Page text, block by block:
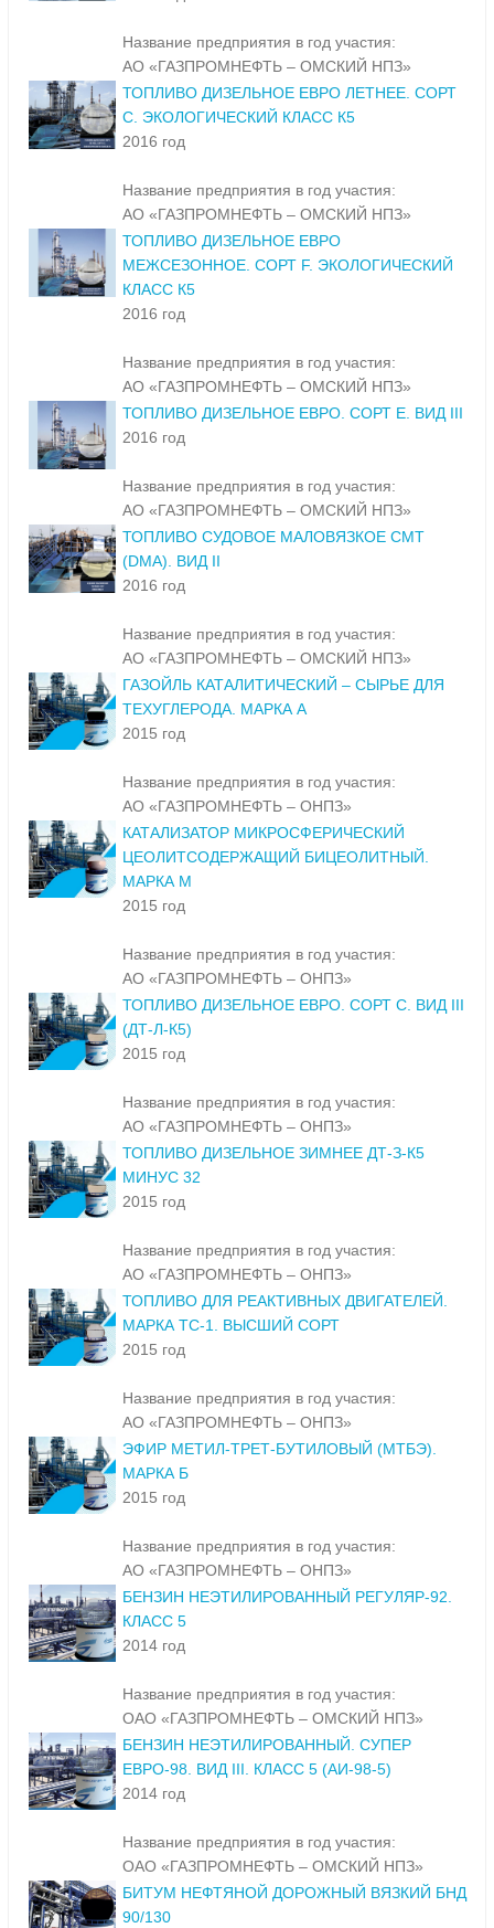
Название предприятия в год участия:
АО «ГАЗПРОМНЕФТЬ – ОМСКИЙ НПЗ»
ТОПЛИВО ДИЗЕЛЬНОЕ ЕВРО ЛЕТНЕЕ. СОРТ
С. ЭКОЛОГИЧЕСКИЙ КЛАСС К5
2016 год
Название предприятия в год участия:
АО «ГАЗПРОМНЕФТЬ – ОМСКИЙ НПЗ»
ТОПЛИВО ДИЗЕЛЬНОЕ ЕВРО
МЕЖСЕЗОННОЕ. СОРТ F. ЭКОЛОГИЧЕСКИЙ
КЛАСС К5
2016 год
Название предприятия в год участия:
АО «ГАЗПРОМНЕФТЬ – ОМСКИЙ НПЗ»
ТОПЛИВО ДИЗЕЛЬНОЕ ЕВРО. СОРТ Е. ВИД III
2016 год
Название предприятия в год участия:
АО «ГАЗПРОМНЕФТЬ – ОМСКИЙ НПЗ»
ТОПЛИВО СУДОВОЕ МАЛОВЯЗКОЕ СМТ
(DMA). ВИД II
2016 год
Название предприятия в год участия:
АО «ГАЗПРОМНЕФТЬ – ОМСКИЙ НПЗ»
ГАЗОЙЛЬ КАТАЛИТИЧЕСКИЙ – СЫРЬЕ ДЛЯ
ТЕХУГЛЕРОДА. МАРКА А
2015 год
Название предприятия в год участия:
АО «ГАЗПРОМНЕФТЬ – ОНПЗ»
КАТАЛИЗАТОР МИКРОСФЕРИЧЕСКИЙ
ЦЕОЛИТСОДЕРЖАЩИЙ БИЦЕОЛИТНЫЙ.
МАРКА М
2015 год
Название предприятия в год участия:
АО «ГАЗПРОМНЕФТЬ – ОНПЗ»
ТОПЛИВО ДИЗЕЛЬНОЕ ЕВРО. СОРТ С. ВИД III
(ДТ-Л-К5)
2015 год
Название предприятия в год участия:
АО «ГАЗПРОМНЕФТЬ – ОНПЗ»
ТОПЛИВО ДИЗЕЛЬНОЕ ЗИМНЕЕ ДТ-З-К5
МИНУС 32
2015 год
Название предприятия в год участия:
АО «ГАЗПРОМНЕФТЬ – ОНПЗ»
ТОПЛИВО ДЛЯ РЕАКТИВНЫХ ДВИГАТЕЛЕЙ.
МАРКА ТС-1. ВЫСШИЙ СОРТ
2015 год
Название предприятия в год участия:
АО «ГАЗПРОМНЕФТЬ – ОНПЗ»
ЭФИР МЕТИЛ-ТРЕТ-БУТИЛОВЫЙ (МТБЭ).
МАРКА Б
2015 год
Название предприятия в год участия:
АО «ГАЗПРОМНЕФТЬ – ОНПЗ»
БЕНЗИН НЕЭТИЛИРОВАННЫЙ РЕГУЛЯР-92.
КЛАСС 5
2014 год
Название предприятия в год участия:
ОАО «ГАЗПРОМНЕФТЬ – ОМСКИЙ НПЗ»
БЕНЗИН НЕЭТИЛИРОВАННЫЙ. СУПЕР
ЕВРО-98. ВИД III. КЛАСС 5 (АИ-98-5)
2014 год
Название предприятия в год участия:
ОАО «ГАЗПРОМНЕФТЬ – ОМСКИЙ НПЗ»
БИТУМ НЕФТЯНОЙ ДОРОЖНЫЙ ВЯЗКИЙ БНД
90/130